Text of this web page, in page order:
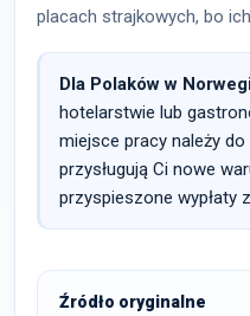
placach strajkowych, bo
Dla Polaków w
hotelarstwie lub
miejsce pracy należy
przysługują Ci nowe
przyspieszone wypłaty
Źródło oryginalne